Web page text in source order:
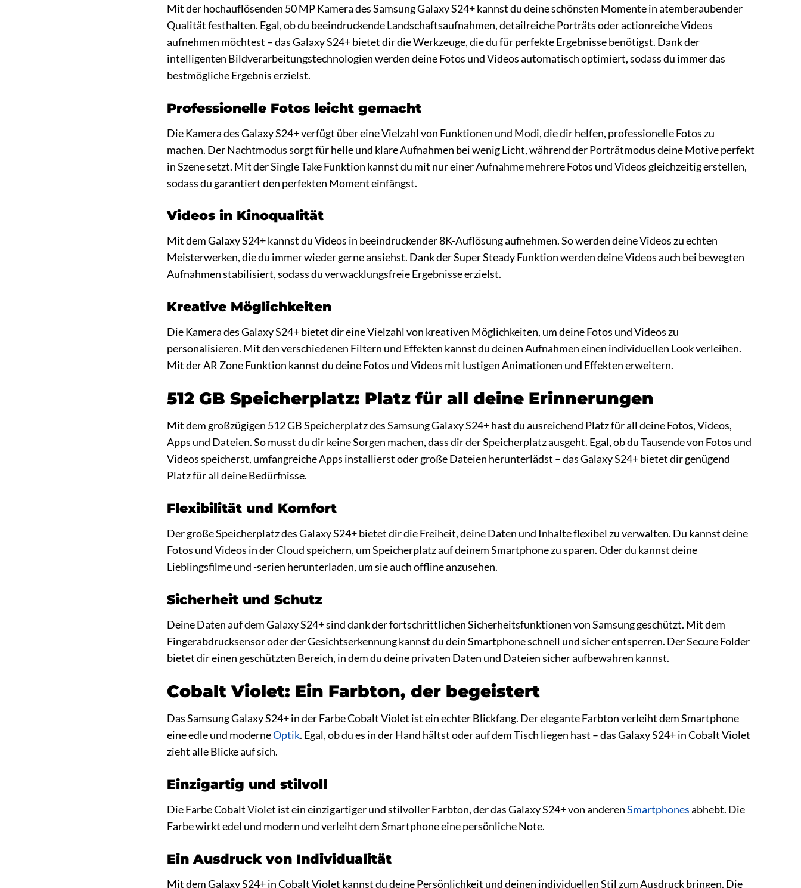
Mit der hochauflösenden 50 MP Kamera des Samsung Galaxy S24+ kannst du deine schönsten Momente in atemberaubender
Qualität festhalten. Egal, ob du beeindruckende Landschaftsaufnahmen, detailreiche Porträts oder actionreiche Videos
aufnehmen möchtest – das Galaxy S24+ bietet dir die Werkzeuge, die du für perfekte Ergebnisse benötigst. Dank der
intelligenten Bildverarbeitungstechnologien werden deine Fotos und Videos automatisch optimiert, sodass du immer das
bestmögliche Ergebnis erzielst.
Professionelle Fotos leicht gemacht
Die Kamera des Galaxy S24+ verfügt über eine Vielzahl von Funktionen und Modi, die dir helfen, professionelle Fotos zu
machen. Der Nachtmodus sorgt für helle und klare Aufnahmen bei wenig Licht, während der Porträtmodus deine Motive perfekt
in Szene setzt. Mit der Single Take Funktion kannst du mit nur einer Aufnahme mehrere Fotos und Videos gleichzeitig erstellen,
sodass du garantiert den perfekten Moment einfängst.
Videos in Kinoqualität
Mit dem Galaxy S24+ kannst du Videos in beeindruckender 8K-Auflösung aufnehmen. So werden deine Videos zu echten
Meisterwerken, die du immer wieder gerne ansiehst. Dank der Super Steady Funktion werden deine Videos auch bei bewegten
Aufnahmen stabilisiert, sodass du verwacklungsfreie Ergebnisse erzielst.
Kreative Möglichkeiten
Die Kamera des Galaxy S24+ bietet dir eine Vielzahl von kreativen Möglichkeiten, um deine Fotos und Videos zu
personalisieren. Mit den verschiedenen Filtern und Effekten kannst du deinen Aufnahmen einen individuellen Look verleihen.
Mit der AR Zone Funktion kannst du deine Fotos und Videos mit lustigen Animationen und Effekten erweitern.
512 GB Speicherplatz: Platz für all deine Erinnerungen
Mit dem großzügigen 512 GB Speicherplatz des Samsung Galaxy S24+ hast du ausreichend Platz für all deine Fotos, Videos,
Apps und Dateien. So musst du dir keine Sorgen machen, dass dir der Speicherplatz ausgeht. Egal, ob du Tausende von Fotos und
Videos speicherst, umfangreiche Apps installierst oder große Dateien herunterlädst – das Galaxy S24+ bietet dir genügend
Platz für all deine Bedürfnisse.
Flexibilität und Komfort
Der große Speicherplatz des Galaxy S24+ bietet dir die Freiheit, deine Daten und Inhalte flexibel zu verwalten. Du kannst deine
Fotos und Videos in der Cloud speichern, um Speicherplatz auf deinem Smartphone zu sparen. Oder du kannst deine
Lieblingsfilme und -serien herunterladen, um sie auch offline anzusehen.
Sicherheit und Schutz
Deine Daten auf dem Galaxy S24+ sind dank der fortschrittlichen Sicherheitsfunktionen von Samsung geschützt. Mit dem
Fingerabdrucksensor oder der Gesichtserkennung kannst du dein Smartphone schnell und sicher entsperren. Der Secure Folder
bietet dir einen geschützten Bereich, in dem du deine privaten Daten und Dateien sicher aufbewahren kannst.
Cobalt Violet: Ein Farbton, der begeistert
Das Samsung Galaxy S24+ in der Farbe Cobalt Violet ist ein echter Blickfang. Der elegante Farbton verleiht dem Smartphone
eine edle und moderneOptik. Egal, ob du es in der Hand hältst oder auf dem Tisch liegen hast – das Galaxy S24+ in Cobalt Violet
zieht alle Blicke auf sich.
Einzigartig und stilvoll
Die Farbe Cobalt Violet ist ein einzigartiger und stilvoller Farbton, der das Galaxy S24+ von anderenSmartphonesabhebt. Die
Farbe wirkt edel und modern und verleiht dem Smartphone eine persönliche Note.
Ein Ausdruck von Individualität
Mit dem Galaxy S24+ in Cobalt Violet kannst du deine Persönlichkeit und deinen individuellen Stil zum Ausdruck bringen. Die